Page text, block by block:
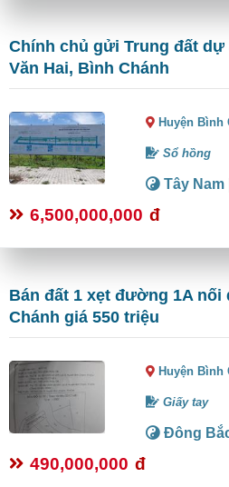
Chính chủ gửi Trung đất dự
Văn Hai, Bình Chánh
Huyện
Sổ hồng
Tây Nam
6,500,000,000 đ
Bán đất 1 xẹt đường 1A nối
Chánh giá 550 triệu
Huyện
Giấy tay
Đông
490,000,000 đ